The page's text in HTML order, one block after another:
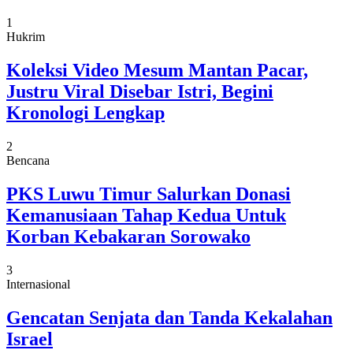
1
Hukrim
Koleksi Video Mesum Mantan Pacar,
Justru Viral Disebar Istri, Begini
Kronologi Lengkap
2
Bencana
PKS Luwu Timur Salurkan Donasi
Kemanusiaan Tahap Kedua Untuk
Korban Kebakaran Sorowako
3
Internasional
Gencatan Senjata dan Tanda Kekalahan
Israel